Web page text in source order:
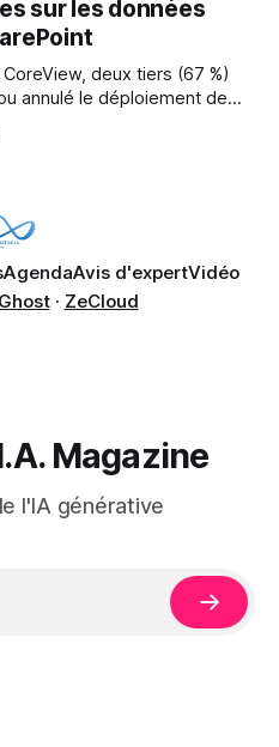
sur les données
deux tiers (67 %)
annulé le déploiement de
Les trois quarts (75
AgendaAvis d'expertVidéo
Ghost· ZeCloud
Magazine
l'IA générative